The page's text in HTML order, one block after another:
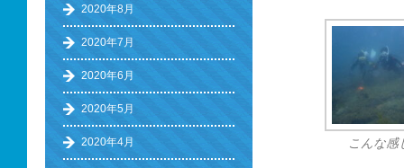
こんな感
2020年8月
2020年7月
2020年6月
2020年5月
2020年4月